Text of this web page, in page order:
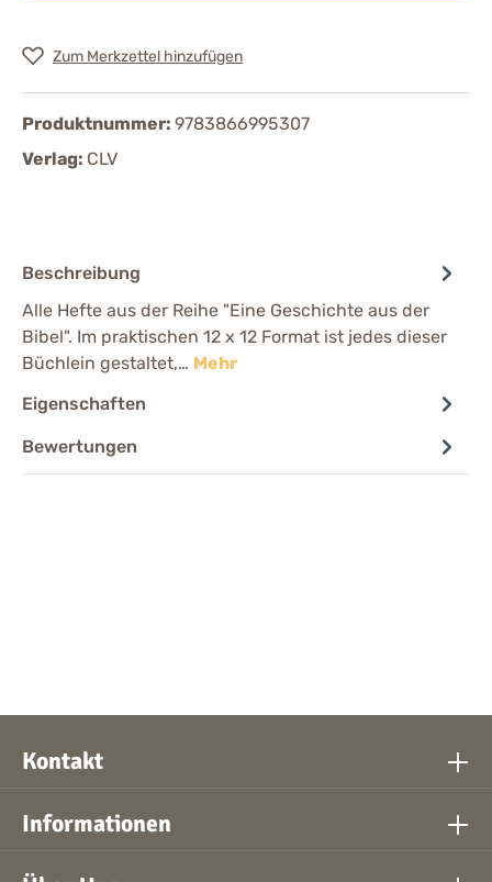
Zum Merkzettel hinzufügen
Produktnummer: 9783866995307
Verlag: CLV
Beschreibung
Alle Hefte aus der Reihe "Eine Geschichte aus der
Bibel". Im praktischen 12 x 12 Format ist jedes dieser
Büchlein gestaltet,… Mehr
Eigenschaften
Bewertungen
Kontakt
Informationen